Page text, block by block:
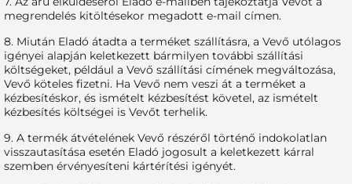
megrendelés kitöltésekor megadott e-mail címen.
8. Miután Eladó átadta a terméket szállításra, a Vevő utólagos
igényei alapján keletkezett bármilyen további szállítási
költségeket, például a Vevő szállítási címének megváltozása,
Vevő köteles fizetni. Ha Vevő nem veszi át a terméket a
kézbesítéskor, és ismételt kézbesítést követel, az ismételt
kézbesítés költségei is Vevőt terhelik.
9. A termék átvételének Vevő részéről történő indokolatlan
visszautasítása esetén Eladó jogosult a keletkezett kárral
szemben érvényesíteni kártérítési igényét.